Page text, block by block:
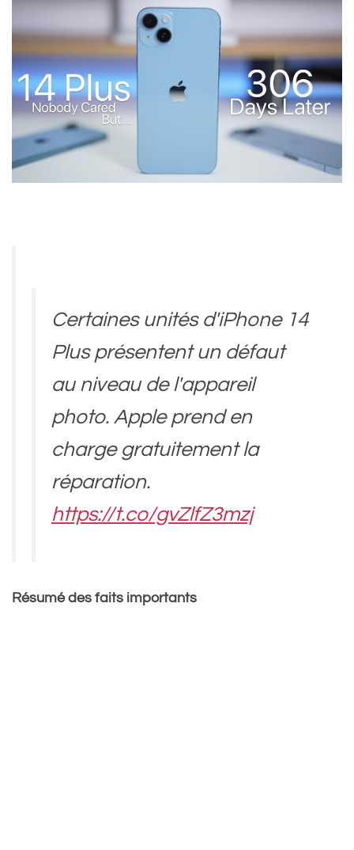
Certaines unités d'iPhone 14
Plus présentent un défaut
au niveau de l'appareil
photo. Apple prend en
charge gratuitement la
réparation.
https://t.co/gvZlfZ3mzj
November 3, 2024
Résumé des faits importants